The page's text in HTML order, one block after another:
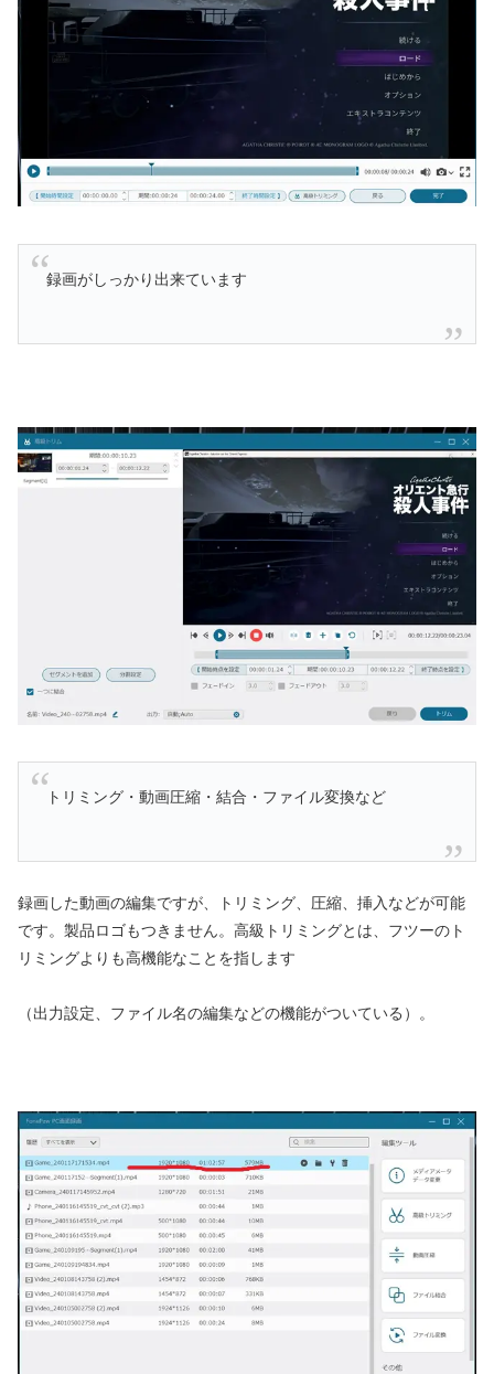
録画がしっかり出来ています
トリミング・動画圧縮・結合・ファイル変換など
録画した動画の編集ですが、トリミング、圧縮、挿入などが可能
です。製品ロゴもつきません。高級トリミングとは、フツーのト
リミングよりも高機能なことを指します
（出力設定、ファイル名の編集などの機能がついている）。